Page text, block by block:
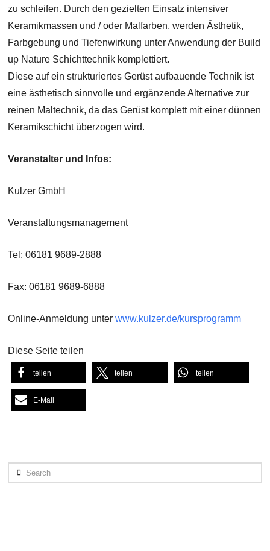
zu schleifen. Durch den gezielten Einsatz intensiver
Keramikmassen und / oder Malfarben, werden Ästhetik,
Farbgebung und Tiefenwirkung unter Anwendung der Build
up Nature Schichttechnik komplettiert.
Diese auf ein strukturiertes Gerüst aufbauende Technik ist
eine ästhetisch sinnvolle und ergänzende Alternative zur
reinen Maltechnik, da das Gerüst komplett mit einer dünnen
Keramikschicht überzogen wird.
Veranstalter und Infos:
Kulzer GmbH
Veranstaltungsmanagement
Tel: 06181 9689-2888
Fax: 06181 9689-6888
Online-Anmeldung unterwww.kulzer.de/kursprogramm
Diese Seite teilen
teilen teilen teilen
E-Mail
Search